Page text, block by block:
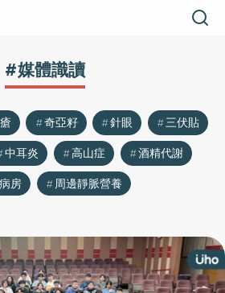
#媒體識讀
奇亞籽 針眼
三伏貼
中耳炎 高山症
酒精代謝
房
周邊靜脈營養